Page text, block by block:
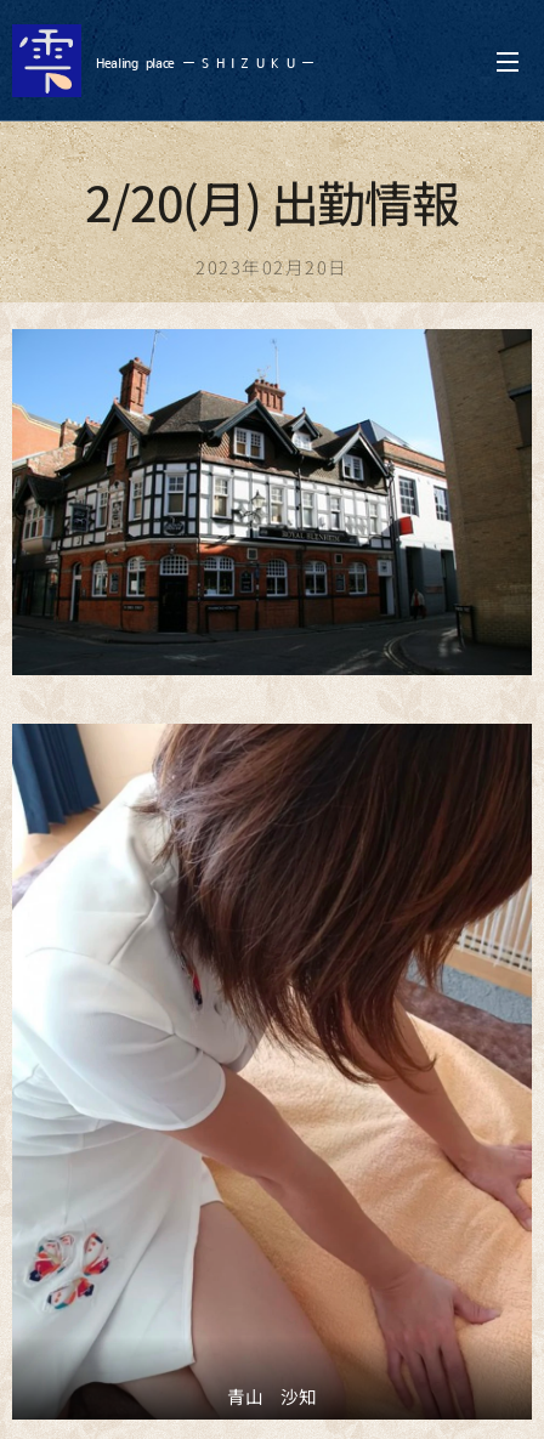
Healing place ー S H I Z U K U ー
2/20(月) 出勤情報
2023年02月20日
青山 沙知